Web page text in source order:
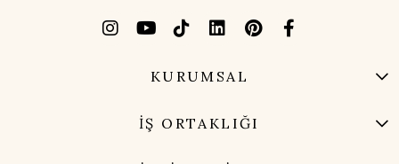
KURUMSAL
İŞ ORTAKLIĞI